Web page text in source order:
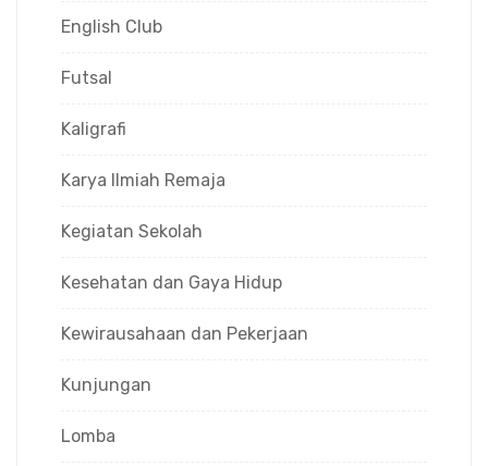
English Club
Futsal
Kaligrafi
Karya Ilmiah Remaja
Kegiatan Sekolah
Kesehatan dan Gaya Hidup
Kewirausahaan dan Pekerjaan
Kunjungan
Lomba